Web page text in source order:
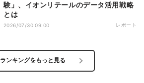
験」、イオンリテールのデータ活用戦略
とは
2026/07/30 09:00 レポート
ランキングをもっと見る